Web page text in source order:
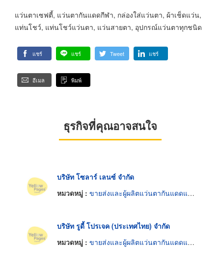
แว่นตาเซฟตี้, แว่นตากันแดดกีฬา, กล่องใส่แว่นตา, ผ้าเช็ดแว่น,
แท่นโชว์, แท่นโชว์แว่นตา, แว่นสายตา, อุปกรณ์แว่นตาทุกชนิด
แชร์ แชร์ Tweet แชร์
อีเมล พิมพ์
ธุรกิจที่คุณอาจสนใจ
บริษัท โซลาร์ เลนซ์ จำกัด
หมวดหมู่ : ขายส่งและผู้ผลิตแว่นตากันแดดและกันลม
บริษัท รูดี้ โปรเจค (ประเทศไทย) จำกัด
หมวดหมู่ : ขายส่งและผู้ผลิตแว่นตากันแดดและกันลม